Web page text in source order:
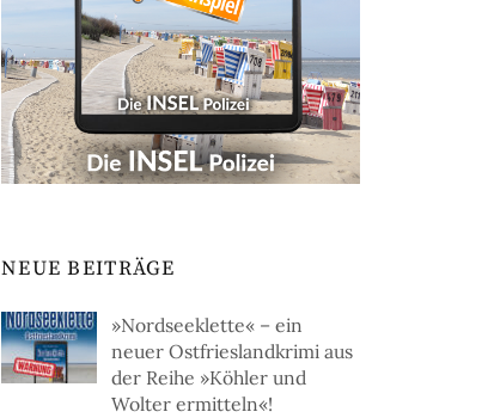
NEUE BEITRÄGE
»Nordseeklette« – ein
neuer Ostfrieslandkrimi aus
der Reihe »Köhler und
Wolter ermitteln«!